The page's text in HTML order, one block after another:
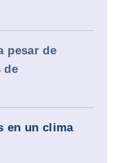
pesar de
de
en un clima